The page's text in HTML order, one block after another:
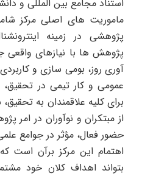
استناد مجامع بین المللی و
ماموریت های اصلی مرکز
پژوهشی در زمینه
پژوهش ها با نیازهای واقعی
آوری روز، بومی سازی و
عمومی و کار تیمی در
برای کلیه علاقمندان به
از مبتکران و نوآوران در
حضور فعال، مؤثر در جوامع
اهتمام این مرکز برآن است
بتواند اهداف کلان خود